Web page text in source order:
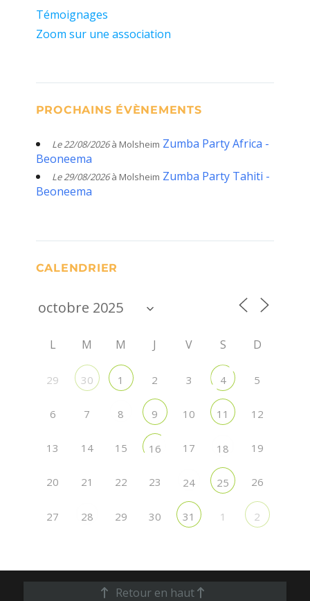
Témoignages
Zoom sur une association
PROCHAINS ÉVÈNEMENTS
Le 22/08/2026à Molsheim Zumba Party Africa -
Beoneema
Le 29/08/2026à Molsheim Zumba Party Tahiti -
Beoneema
CALENDRIER
L M M J V S D
29 30 1 2 3 4 5
6 7 8 9 10 11 12
13 14 15 16 17 18 19
20 21 22 23 24 25 26
27 28 29 30 31 1 2
Retour en haut